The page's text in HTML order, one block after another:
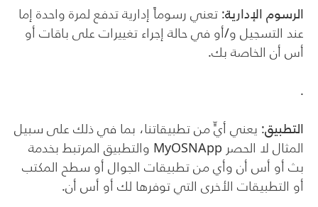
الرسوم الإدارية: تعني رسوماً إدارية تدفع لمرة واحدة إما
عند التسجيل و/أو في حالة إجراء تغييرات على باقات أو
أس أن الخاصة بك.
.
التطبيق: يعني أيٍّ من تطبيقاتنا، بما في ذلك على سبيل
المثال لا الحصرMyOSNApp والتطبيق المرتبط بخدمة
بث أو أس أن وأي من تطبيقات الجوال أو سطح المكتب
أو التطبيقات الأخرى التي توفرها لك أو أس أن.